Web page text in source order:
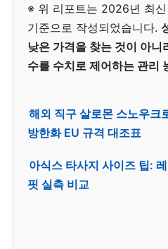
※ 위 리포트는 2026년 최
기준으로 작성되었습니다.
낮은 가격을 찾는 것이 아니
수를 수치로 제어하는 관리
해외 직구 살로몬 스노우크
방한화 EU 규격 대조표
아식스 타사지 사이즈 팁:
핏 실측 비교